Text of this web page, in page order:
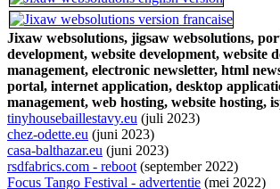
Jixaw websolutions, jigsaw websolutions,
development, website development, website
management, electronic newsletter, html
portal, internet application, desktop
management, web hosting, website hosting,
tinyhousebaillestavy.eu (juli 2023)
chez-odette.eu (juni 2023)
casa-balthazar.eu (juni 2023)
rsdfabrics.com - reboot(september 2022)
Focus Tango Festival - advertentie (mei 2022)